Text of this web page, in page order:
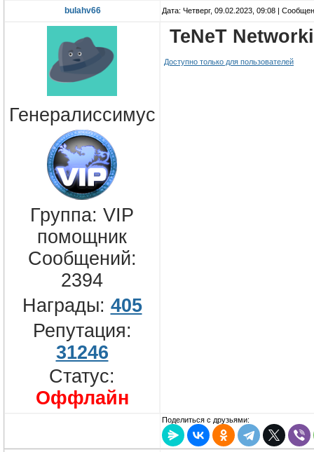
bulahv66 Дата: Четверг, 09.02.2023, 09:08 |
Генералиссимус
Группа: VIP
помощник
Сообщений:
2394
Награды: 405
Репутация:
31246
Статус:
Оффлайн
TeNeT
Доступно только для пользователей
Поделиться с друзьями: